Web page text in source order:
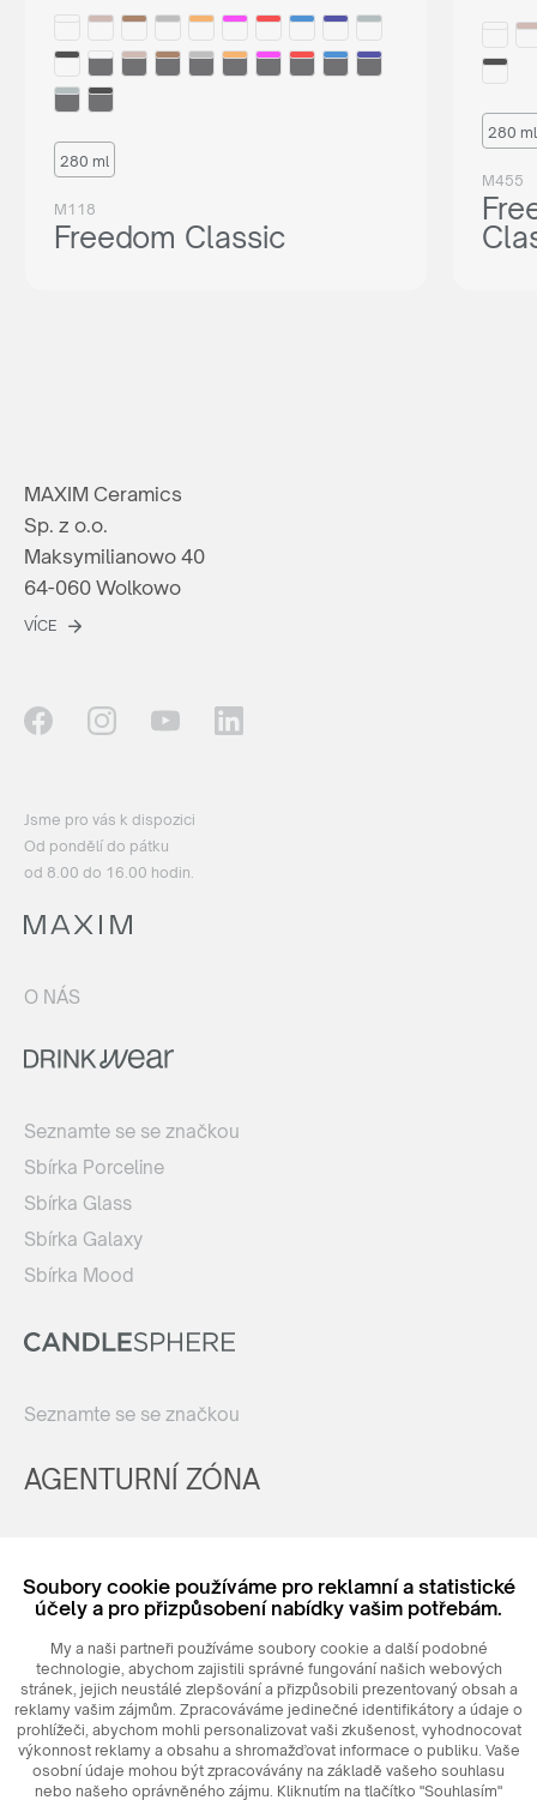
280 ml
M118
Freedom Classic
280 ml
M455
MAXIM Ceramics
Sp. z o.o.
Maksymilianowo 40
64-060 Wolkowo
VÍCE
Jsme pro vás k dispozici
Od pondělí do pátku
od 8.00 do 16.00 hodin.
O NÁS
Seznamte se se značkou
Sbírka Porceline
Sbírka Glass
Sbírka Galaxy
Sbírka Mood
Seznamte se se značkou
AGENTURNÍ ZÓNA
Login
Soubory cookie používáme pro reklamní a statistické
účely a pro přizpůsobení nabídky vašim potřebám.
My a naši partneři používáme soubory cookie a další podobné
technologie, abychom zajistili správné fungování našich webových
stránek, jejich neustálé zlepšování a přizpůsobili prezentovaný obsah a
reklamy vašim zájmům. Zpracováváme jedinečné identifikátory a údaje o
prohlížeči, abychom mohli personalizovat vaši zkušenost, vyhodnocovat
výkonnost reklamy a obsahu a shromažďovat informace o publiku. Vaše
osobní údaje mohou být zpracovávány na základě vašeho souhlasu
nebo našeho oprávněného zájmu. Kliknutím na tlačítko "Souhlasím"